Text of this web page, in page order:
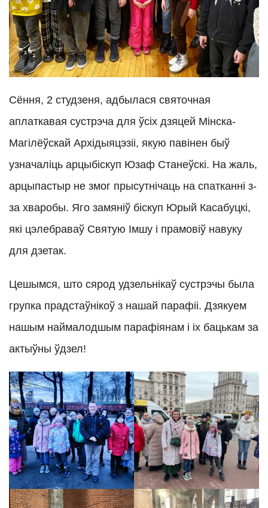
Сёння, 2 студзеня, адбылася святочная
аплаткавая сустрэча для ўсіх дзяцей Мінска-
Магілёўскай Архідыяцэзіі, якую павінен быў
узначаліць арцыбіскуп Юзаф Станеўскі. На жаль,
арцыпастыр не змог прысутнічаць на спатканні з-
за хваробы. Яго замяніў біскуп Юрый Касабуцкі,
які цэлебраваў Святую Імшу і прамовіў навуку
для дзетак.
Цешымся, што сярод удзельнікаў сустрэчы была
групка прадстаўнікоў з нашай парафіі. Дзякуем
нашым наймалодшым парафіянам і іх бацькам за
актыўны ўдзел!